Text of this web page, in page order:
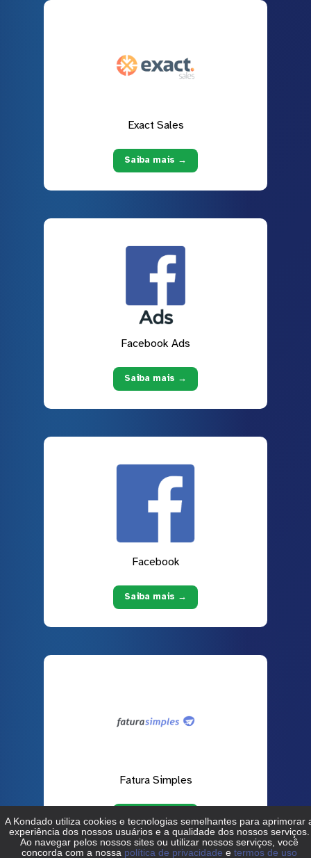
Exact Sales
Saiba mais →
Facebook Ads
Saiba mais →
Facebook
Saiba mais →
Fatura Simples
Saiba mais →